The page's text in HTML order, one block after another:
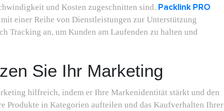
und Kosten zugeschnitten sind. Packlink PRO
einer Reihe von Dienstleistungen zur Unterstützung
Tracking an, um Kunden am Laufenden zu halten und
Sie Ihr Marketing
hilfreich, indem er Ihre Markenidentität stärkt und den
Produkte in Kategorien aufteilen und das Kaufverhalten Ihrer